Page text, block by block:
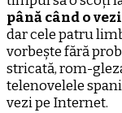
până când o
dar cele patru
vorbește fără
stricată, rom-
telenovelele
vezi pe Internet.